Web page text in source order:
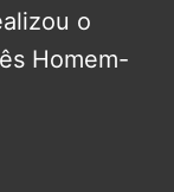
o
Homem-